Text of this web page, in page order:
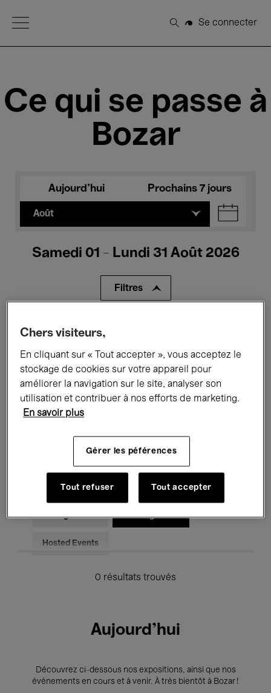
Open Menu
Rechercher
Se connecter
Ce qui se passe à
Bozar
Aujourd'hui Prochains 7 jours
Août
Samedi 01 - Lundi 31 Août 2026
Filtres
Tous les événements
Expositions Films Performances
Rencontres & Débats Jazz
Musique classique
Musique électronique
Pour tous Kids’ Palace
Enseignement Visites guidées
Hosted Events
0 résultats trouvés
Aujourd'hui
Découvrez ci-dessous nos expositions, ainsi que nos
événements en cours et à venir. À très bientôt à Bozar !
Chers visiteurs,
En cliquant sur « Tout accepter », vous acceptez le
stockage de cookies sur votre appareil pour
améliorer la navigation sur le site, analyser son
utilisation et contribuer à nos efforts de marketing.
En savoir plus
Gérer les péférences
Tout refuser Tout accepter